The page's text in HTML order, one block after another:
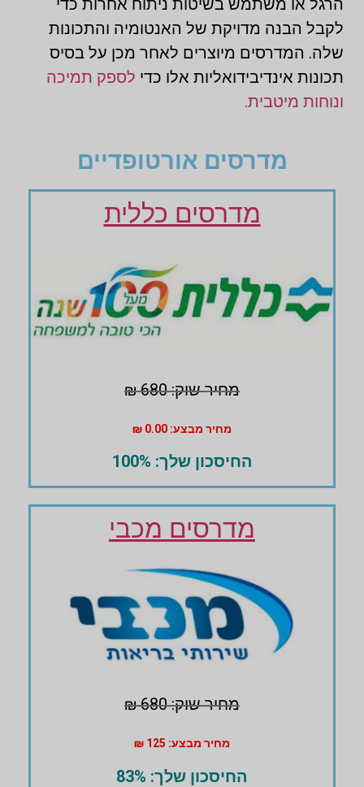
הרגל או משתמש בשיטות ניתוח אחרות כדי
לקבל הבנה מדויקת של האנטומיה והתכונות
שלה. המדרסים מיוצרים לאחר מכן על בסיס
תכונות אינדיבידואליות אלו כדי לספק תמיכה
ונוחות מיטבית.
מדרסים אורטופדיים
מדרסים כללית
מחיר שוק: 680 ₪
מחיר מבצע: 0.00 ₪
החיסכון שלך: 100%
מדרסים מכבי
מחיר שוק: 680 ₪
מחיר מבצע: 125 ₪
החיסכון שלך: 83%